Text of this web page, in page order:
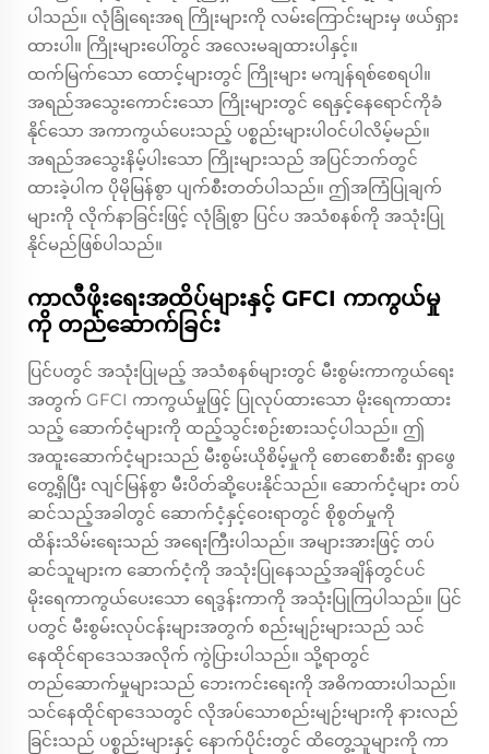
ပါသည်။ လုံခြုံရေးအရ ကြိုးများကို လမ်းကြောင်းများမှ ဖယ်ရှား
ထားပါ။ ကြိုးများပေါ်တွင် အလေးမချထားပါနှင့်။
ထက်မြက်သော ထောင့်များတွင် ကြိုးများ မကျန်ရစ်စေရပါ။
အရည်အသွေးကောင်းသော ကြိုးများတွင် ရေနှင့်နေရောင်ကိုခံ
နိုင်သော အကာကွယ်ပေးသည့် ပစ္စည်းများပါဝင်ပါလိမ့်မည်။
အရည်အသွေးနိမ့်ပါးသော ကြိုးများသည် အပြင်ဘက်တွင်
ထားခဲ့ပါက ပိုမိုမြန်စွာ ပျက်စီးတတ်ပါသည်။ ဤအကြံပြုချက်
များကို လိုက်နာခြင်းဖြင့် လုံခြုံစွာ ပြင်ပ အသံစနစ်ကို အသုံးပြု
နိုင်မည်ဖြစ်ပါသည်။
ကာလီဖိုးရေးအထိပ်များနှင့် GFCI ကာကွယ်မှု
ကို တည်ဆောက်ခြင်း
ပြင်ပတွင် အသုံးပြုမည့် အသံစနစ်များတွင် မီးစွမ်းကာကွယ်ရေး
အတွက် GFCI ကာကွယ်မှုဖြင့် ပြုလုပ်ထားသော မိုးရေကာထား
သည့် ဆောက်ငံ့များကို ထည့်သွင်းစဉ်းစားသင့်ပါသည်။ ဤ
အထူးဆောက်ငံ့များသည် မီးစွမ်းယိုစိမ့်မှုကို စောစောစီးစီး ရှာဖွေ
တွေ့ရှိပြီး လျင်မြန်စွာ မီးပိတ်ဆို့ပေးနိုင်သည်။ ဆောက်ငံ့များ တပ်
ဆင်သည့်အခါတွင် ဆောက်ငံ့နှင့်ဝေးရာတွင် စိုစွတ်မှုကို
ထိန်းသိမ်းရေးသည် အရေးကြီးပါသည်။ အများအားဖြင့် တပ်
ဆင်သူများက ဆောက်ငံ့ကို အသုံးပြုနေသည့်အချိန်တွင်ပင်
မိုးရေကာကွယ်ပေးသော ရေဒွန်းကာကို အသုံးပြုကြပါသည်။ ပြင်
ပတွင် မီးစွမ်းလုပ်ငန်းများအတွက် စည်းမျဉ်းများသည် သင်
နေထိုင်ရာဒေသအလိုက် ကွဲပြားပါသည်။ သို့ရာတွင်
တည်ဆောက်မှုများသည် ဘေးကင်းရေးကို အဓိကထားပါသည်။
သင်နေထိုင်ရာဒေသတွင် လိုအပ်သောစည်းမျဉ်းများကို နားလည်
ခြင်းသည် ပစ္စည်းများနှင့် နောက်ပိုင်းတွင် ထိတွေ့သူများကို ကာ